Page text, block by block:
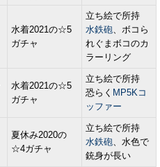
水着2021の☆5
ガチャ
立ち絵で所持
水鉄砲、ボコら
れぐまボコのカ
ラーリング
水着2021の☆5
ガチャ
立ち絵で所持
恐らく MP5Kコ
ッファー
夏休み2020の
☆4ガチャ
立ち絵で所持
水鉄砲、水色で
銃身が長い